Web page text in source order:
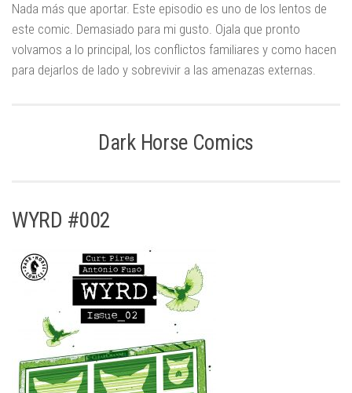
Nada más que aportar. Este episodio es uno de los lentos de
este comic. Demasiado para mi gusto. Ojala que pronto
volvamos a lo principal, los conflictos familiares y como hacen
para dejarlos de lado y sobrevivir a las amenazas externas.
Dark Horse Comics
WYRD #002